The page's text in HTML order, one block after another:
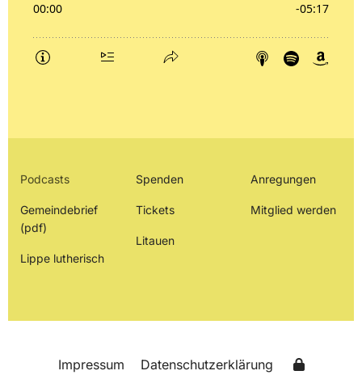
Podcasts
Gemeindebrief
(pdf)
Lippe lutherisch
Spenden
Tickets
Litauen
Anregungen
Mitglied werden
Impressum Datenschutzerklärung